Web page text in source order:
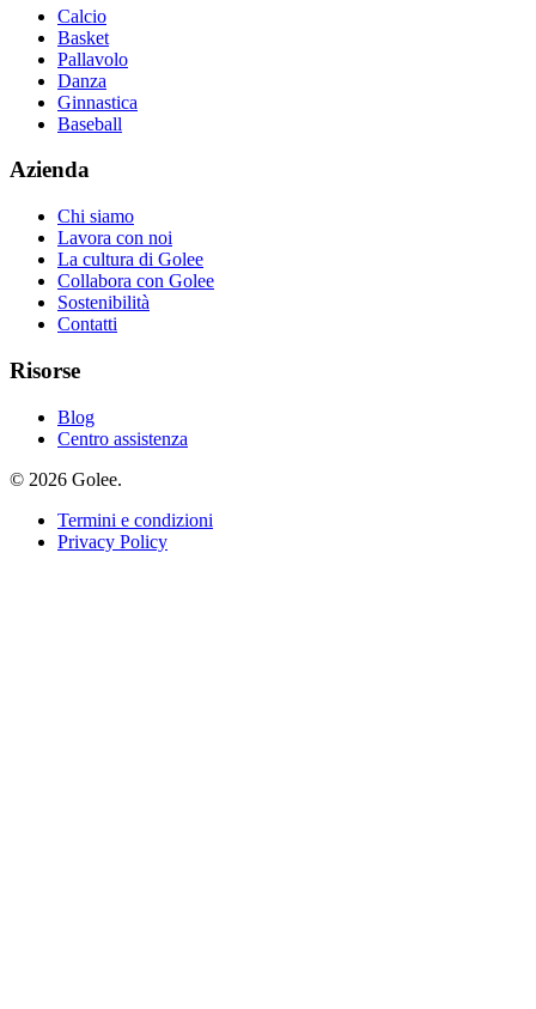
Calcio
Basket
Pallavolo
Danza
Ginnastica
Baseball
Azienda
Chi siamo
Lavora con noi
La cultura di Golee
Collabora con Golee
Sostenibilità
Contatti
Risorse
Blog
Centro assistenza
© 2026 Golee.
Termini e condizioni
Privacy Policy